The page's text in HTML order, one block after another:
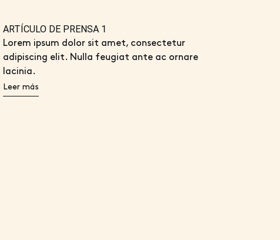
ARTÍCULO DE PRENSA 1
Lorem ipsum dolor sit amet, consectetur
adipiscing elit. Nulla feugiat ante ac ornare
lacinia.
Leer más